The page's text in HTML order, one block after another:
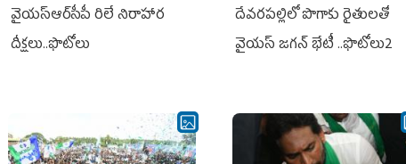
వైయ‌స్ఆర్‌సీపీ రిలే నిరాహార
దీక్షలు..ఫొటోలు
దేవరపల్లిలో పొగాకు రైతులతో
వైయస్ జగన్ భేటీ ..ఫొటోలు2